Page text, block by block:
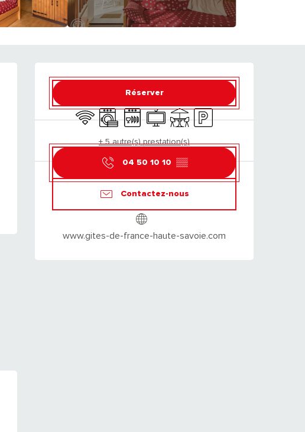
OUVERTURE ET
Réserver
WiFi Lave lingeLave vaisselle
TélévisionTerrasseParking
+ 5 autre(s) prestation(s)
04 50 10 10 ▒▒
Contactez-nous
www.gites-de-france-haute-savoie.com